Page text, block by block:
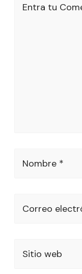
Entra tu
Nombre *
Correo
Sitio web